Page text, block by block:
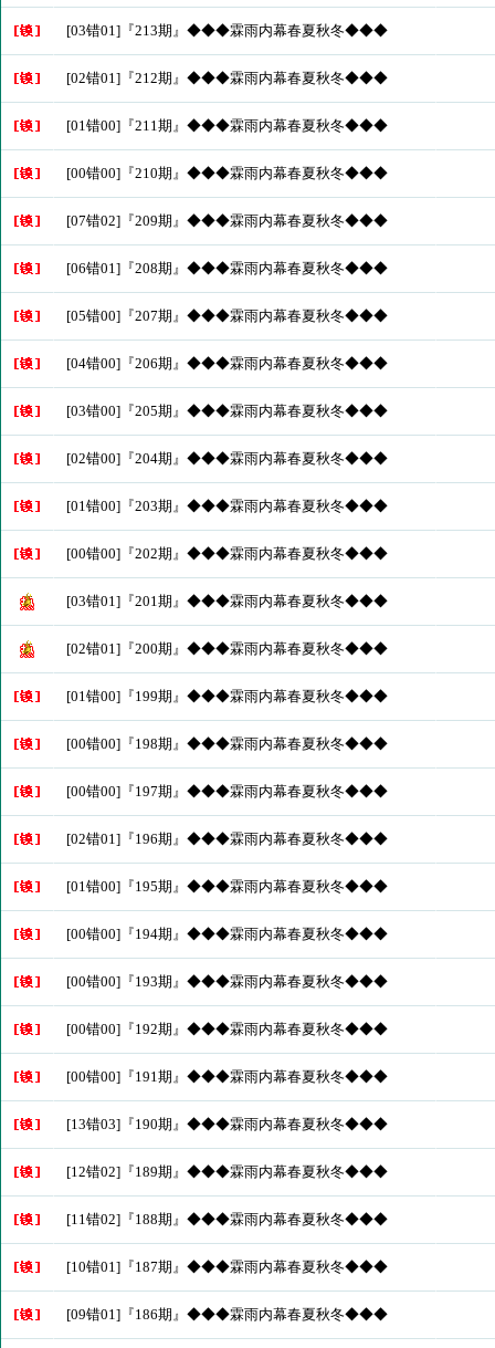
[03错01]『213期』◆◆◆霖雨内幕春夏秋冬◆◆◆
[02错01]『212期』◆◆◆霖雨内幕春夏秋冬◆◆◆
[01错00]『211期』◆◆◆霖雨内幕春夏秋冬◆◆◆
[00错00]『210期』◆◆◆霖雨内幕春夏秋冬◆◆◆
[07错02]『209期』◆◆◆霖雨内幕春夏秋冬◆◆◆
[06错01]『208期』◆◆◆霖雨内幕春夏秋冬◆◆◆
[05错00]『207期』◆◆◆霖雨内幕春夏秋冬◆◆◆
[04错00]『206期』◆◆◆霖雨内幕春夏秋冬◆◆◆
[03错00]『205期』◆◆◆霖雨内幕春夏秋冬◆◆◆
[02错00]『204期』◆◆◆霖雨内幕春夏秋冬◆◆◆
[01错00]『203期』◆◆◆霖雨内幕春夏秋冬◆◆◆
[00错00]『202期』◆◆◆霖雨内幕春夏秋冬◆◆◆
[03错01]『201期』◆◆◆霖雨内幕春夏秋冬◆◆◆
[02错01]『200期』◆◆◆霖雨内幕春夏秋冬◆◆◆
[01错00]『199期』◆◆◆霖雨内幕春夏秋冬◆◆◆
[00错00]『198期』◆◆◆霖雨内幕春夏秋冬◆◆◆
[00错00]『197期』◆◆◆霖雨内幕春夏秋冬◆◆◆
[02错01]『196期』◆◆◆霖雨内幕春夏秋冬◆◆◆
[01错00]『195期』◆◆◆霖雨内幕春夏秋冬◆◆◆
[00错00]『194期』◆◆◆霖雨内幕春夏秋冬◆◆◆
[00错00]『193期』◆◆◆霖雨内幕春夏秋冬◆◆◆
[00错00]『192期』◆◆◆霖雨内幕春夏秋冬◆◆◆
[00错00]『191期』◆◆◆霖雨内幕春夏秋冬◆◆◆
[13错03]『190期』◆◆◆霖雨内幕春夏秋冬◆◆◆
[12错02]『189期』◆◆◆霖雨内幕春夏秋冬◆◆◆
[11错02]『188期』◆◆◆霖雨内幕春夏秋冬◆◆◆
[10错01]『187期』◆◆◆霖雨内幕春夏秋冬◆◆◆
[09错01]『186期』◆◆◆霖雨内幕春夏秋冬◆◆◆